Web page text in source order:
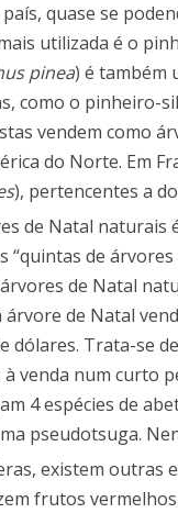
quase se
utilizada é o
pinea) é também
como o pinheiro-
vendem como
do Norte. Em
), pertencentes a
de Natal naturais
“quintas de
de Natal
árvore de Natal
dólares. Trata-se
à venda num curto
4 espécies de
pseudotsuga.
existem outras
frutos